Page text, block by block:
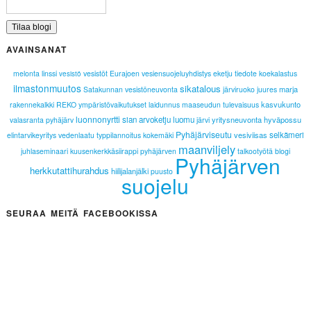
AVAINSANAT
melonta linssi vesistö vesistöt Eurajoen vesiensuojeluyhdistys eketju tiedote koekalastus
ilmastonmuutos Satakunnan vesistöneuvonta sikatalous järviruoko juures marja
rakennekalkki REKO ympäristövaikutukset laidunnus maaseudun tulevaisuus kasvukunto
valasranta pyhäjärv luonnonyrtti sian arvoketjuluomu järvi yritysneuvontahyväpossu
elintarvikeyritys vedenlaatu typpilannoitus kokemäki Pyhäjärviseutu vesiviisas selkämeri
juhlaseminaari kuusenkerkkäsiirappi pyhäjärven maanviljely talkootyötä blogi
herkkutattihurahdus hiilijalanjälki puusto Pyhäjärven
suojelu
SEURAA MEITÄ FACEBOOKISSA